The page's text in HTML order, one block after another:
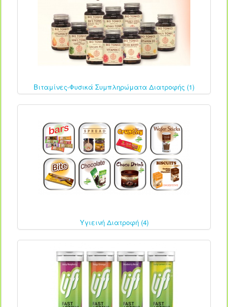
Βιταμίνες-Φυσικά Συμπληρώματα Διατροφής (1)
Υγιεινή Διατροφή (4)